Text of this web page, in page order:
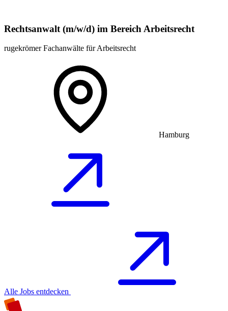
Rechtsanwalt (m/w/d) im Bereich Arbeitsrecht
rugekrömer Fachanwälte für Arbeitsrecht
Hamburg
Alle Jobs entdecken